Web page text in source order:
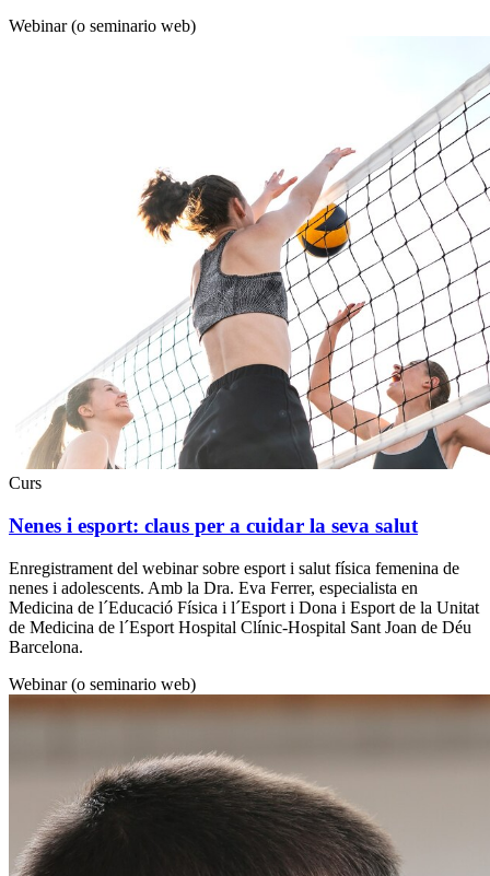
Webinar (o seminario web)
Curs
Nenes i esport: claus per a cuidar la seva salut
Enregistrament del webinar sobre esport i salut física femenina de
nenes i adolescents. Amb la Dra. Eva Ferrer, especialista en
Medicina de l´Educació Física i l´Esport i Dona i Esport de la Unitat
de Medicina de l´Esport Hospital Clínic-Hospital Sant Joan de Déu
Barcelona.
Webinar (o seminario web)